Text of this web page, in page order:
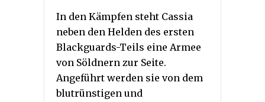
In den Kämpfen steht Cassia
neben den Helden des ersten
Blackguards-Teils eine Armee
von Söldnern zur Seite.
Angeführt werden sie von dem
blutrünstigen und